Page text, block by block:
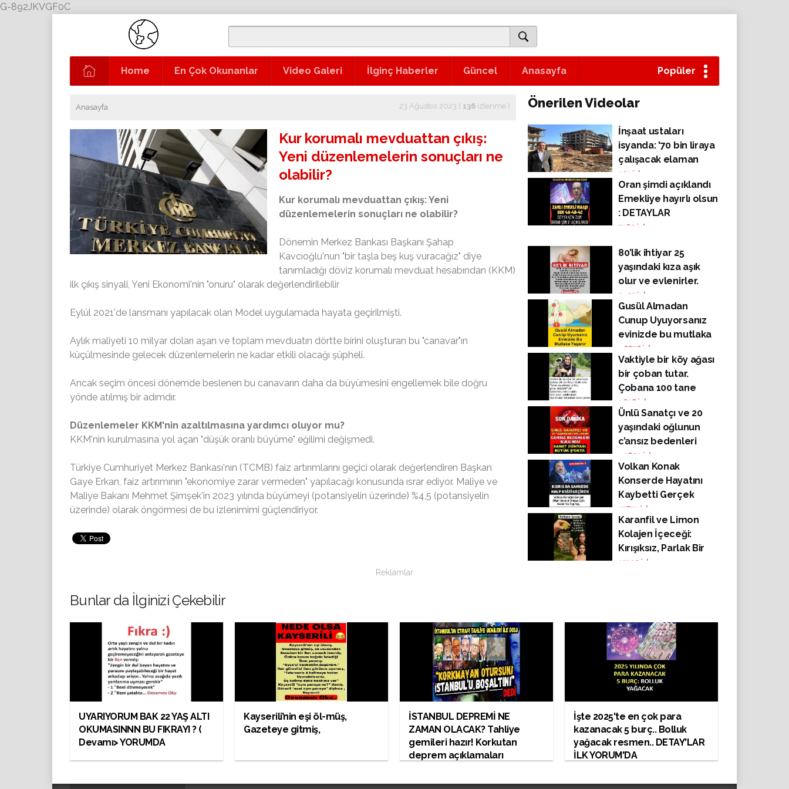
G-892JKVGF0C
Home En Çok Okunanlar Video Galeri İlginç Haberler Güncel Anasayfa Popüler
Anasayfa 23 Ağustos 2023 ( 136 izlenme )
Kur korumalı mevduattan çıkış:
Yeni düzenlemelerin sonuçları ne
olabilir?
Kur korumalı mevduattan çıkış: Yeni
düzenlemelerin sonuçları ne olabilir?
Dönemin Merkez Bankası Başkanı Şahap
Kavcıoğlu'nun "bir taşla beş kuş vuracağız" diye
tanımladığı döviz korumalı mevduat hesabından (KKM)
ilk çıkış sinyali, Yeni Ekonomi'nin "onuru" olarak değerlendirilebilir
Eylül 2021'de lansmanı yapılacak olan Model uygulamada hayata geçirilmişti.
Aylık maliyeti 10 milyar doları aşan ve toplam mevduatın dörtte birini oluşturan bu "canavar"ın
küçülmesinde gelecek düzenlemelerin ne kadar etkili olacağı şüpheli.
Ancak seçim öncesi dönemde beslenen bu canavarın daha da büyümesini engellemek bile doğru
yönde atılmış bir adımdır.
Düzenlemeler KKM'nin azaltılmasına yardımcı oluyor mu?
KKM'nin kurulmasına yol açan "düşük oranlı büyüme" eğilimi değişmedi.
Türkiye Cumhuriyet Merkez Bankası'nın (TCMB) faiz artırımlarını geçici olarak değerlendiren Başkan
Gaye Erkan, faiz artırımının "ekonomiye zarar vermeden" yapılacağı konusunda ısrar ediyor. Maliye ve
Maliye Bakanı Mehmet Şimşek'in 2023 yılında büyümeyi (potansiyelin üzerinde) %4,5 (potansiyelin
üzerinde) olarak öngörmesi de bu izlenimimi güçlendiriyor.
Önerilen Videolar
İnşaat ustaları
isyanda: '70 bin liraya
çalışacak elaman
bulamıyoruz'
101 izlenme
Oran şimdi açıklandı
Emekliye hayırlı olsun
: DETAYLAR
Y.ORUMDA?
7360 izlenme
80’lik ihtiyar 25
yaşındaki kıza aşık
olur ve evlenirler.
5407izlenme
Gusül Almadan
Cunup Uyuyorsanız
evinizde bu mutlaka
yaşanır. Bir daha
abdest almadan
uyumayacaksınız..
46676 izlenme
Vaktiyle bir köy ağası
bir çoban tutar.
Çobana 100 tane
koyun teslim eder
2628izlenme
Ünlü Sanatçı ve 20
yaşındaki oğlunun
c’ansız bedenleri
bulundu..Hayranları
Ve Sanat Dünyası
Yas’a Boğuldu
42809 izlenme
Volkan Konak
Konserde Hayatını
Kaybetti Gerçek
Ölüm Sebebi Ne Çıktı
37871 izlenme
Karanfil ve Limon
Kolajen İçeceği:
Kırışıksız, Parlak Bir
Cilt Tarifi 1. Yo.rumda
15250 izlenme
Reklamlar
Bunlar da İlginizi Çekebilir
UYARIYORUM BAK 22 YAŞ ALTI
OKUMASINNN BU FIKRAYI ? (
Devamı> YORUMDA
Kayserili’nin eşi öl-müş,
Gazeteye gitmiş,
İSTANBUL DEPREMİ NE
ZAMAN OLACAK? Tahliye
gemileri hazır! Korkutan
deprem açıklamaları
İşte 2025'te en çok para
kazanacak 5 burç.. Bolluk
yağacak resmen.. DETAY'LAR
İLK YORUM'DA